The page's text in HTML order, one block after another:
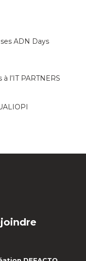
ADN Days
l’IT PARTNERS